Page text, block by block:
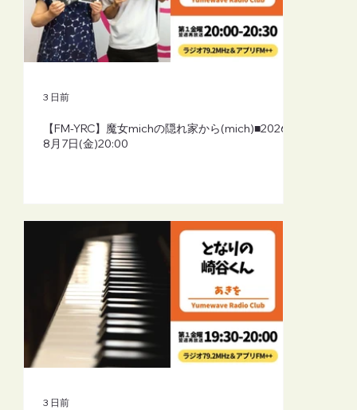
【FM-YRC】魔女michの隠れ家から(mich)■2026年
8月7日(金)20:00
3 日前
3 日前